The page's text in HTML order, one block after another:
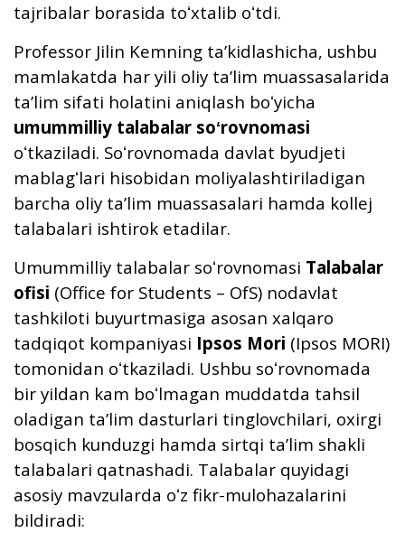
tajribalar borasida toʻxtalib oʻtdi.
Professor Jilin Kemning taʼkidlashicha, ushbu
mamlakatda har yili oliy taʼlim muassasalarida
taʼlim sifati holatini aniqlash boʻyicha
umummilliy talabalar soʻrovnomasi
oʻtkaziladi. Soʻrovnomada davlat byudjeti
mablagʻlari hisobidan moliyalashtiriladigan
barcha oliy taʼlim muassasalari hamda kollej
talabalari ishtirok etadilar.
Umummilliy talabalar soʻrovnomasi Talabalar
ofisi (Office for Students – OfS) nodavlat
tashkiloti buyurtmasiga asosan xalqaro
tadqiqot kompaniyasi Ipsos Mori (Ipsos MORI)
tomonidan oʻtkaziladi. Ushbu soʻrovnomada
bir yildan kam boʻlmagan muddatda tahsil
oladigan taʼlim dasturlari tinglovchilari, oxirgi
bosqich kunduzgi hamda sirtqi taʼlim shakli
talabalari qatnashadi. Talabalar quyidagi
asosiy mavzularda oʻz fikr-mulohazalarini
bildiradi: